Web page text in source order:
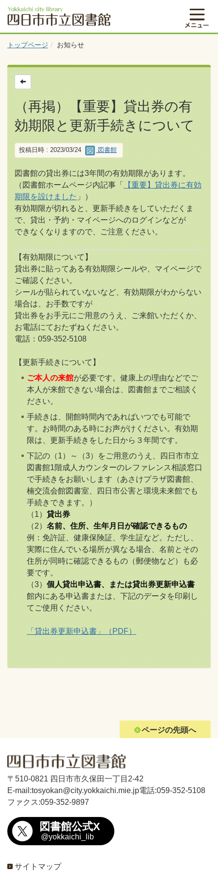
トップページ お知らせ
（再掲）【重要】貸出券の有
効期限と更新手続きについて
投稿日時 : 2023/03/24 図書館
図書館の貸出券には3年間の有効期限があります。
（図書館ホームページ内記事「
【重要】貸出券に有効
期限を設けました 」）
有効期限が切れると、更新手続きをしていただくま
で、貸出・予約・マイページへのログインなどが
できなくなりますので、ご注意ください。
【有効期限について】
貸出券に貼ってある有効期限シールや、マイページで
ご確認ください。
シールが貼られていないなど、有効期限がわからない
場合は、お手数ですが
貸出券をお手元にご用意のうえ、ご来館いただくか、
お電話にておたずねください。
電話：059-352-5108
【更新手続きについて】
ご本人の来館が必要です。健康上の理由などでご
本人が来館できない場合は、図書館までご相談く
ださい。
手続きは、開館時間内であればいつでも可能で
す。お時間のある時にお声がけください。有効期
限は、更新手続きをした日から３年間です。
下記の（1）～（3）をご用意のうえ、四日市市立
図書館1階成人カウンターのレファレンス相談窓口
で手続きをお願いします（あさけプラザ図書館、
楠交流会館図書室、四日市公害と環境未来館でも
手続きできます。）
（1） 貸出券
（2） 名前、住所、生年月日が確認できるもの
例：免許証、健康保険証、学生証など。ただし、
実際に住んでいる場所が異なる場合、名前とその
住所が同時に確認できるもの（郵便物など）も必
要です。
（3） 個人貸出申込書、または貸出券更新申込書
館内にある申込書または、下記のデータを印刷し
てご使用ください。
「貸出券更新申込書」（PDF）
ページの先頭へ
〒510-0821 四日市市久保田一丁目2-42
E-mail:tosyokan@city.yokkaichi.mie.jp電話:059-352-5108
ファクス:059-352-9897
図書館公式X
@yokkaichi_lib
サイトマップ